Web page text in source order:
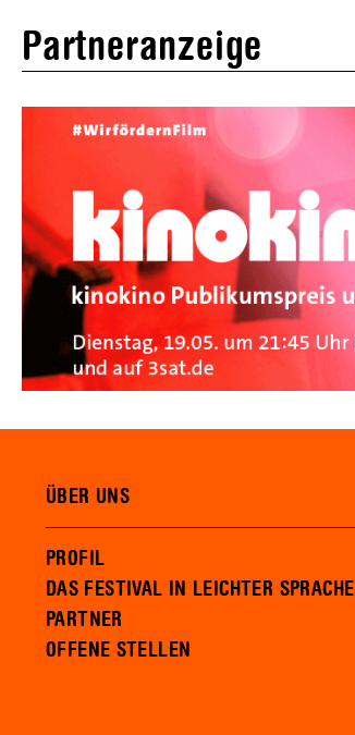
Partneranzeige
ÜBER UNS
PROFIL
DAS FESTIVAL IN LEICHTER SPRACHE
PARTNER
OFFENE STELLEN